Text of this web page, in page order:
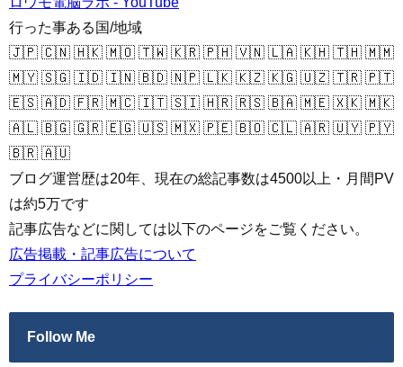
行った事ある国/地域
🇯🇵 🇨🇳 🇭🇰 🇲🇴 🇹🇼 🇰🇷 🇵🇭 🇻🇳 🇱🇦 🇰🇭 🇹🇭 🇲🇲
🇲🇾 🇸🇬 🇮🇩 🇮🇳 🇧🇩 🇳🇵 🇱🇰 🇰🇿 🇰🇬 🇺🇿 🇹🇷 🇵🇹
🇪🇸 🇦🇩 🇫🇷 🇲🇨 🇮🇹 🇸🇮 🇭🇷 🇷🇸 🇧🇦 🇲🇪 🇽🇰 🇲🇰
🇦🇱 🇧🇬 🇬🇷 🇪🇬 🇺🇸 🇲🇽 🇵🇪 🇧🇴 🇨🇱 🇦🇷 🇺🇾 🇵🇾
🇧🇷 🇦🇺
ブログ運営歴は20年、現在の総記事数は4500以上・月間PV
は約5万です
記事広告などに関しては以下のページをご覧ください。
広告掲載・記事広告について
プライバシーポリシー
Follow Me